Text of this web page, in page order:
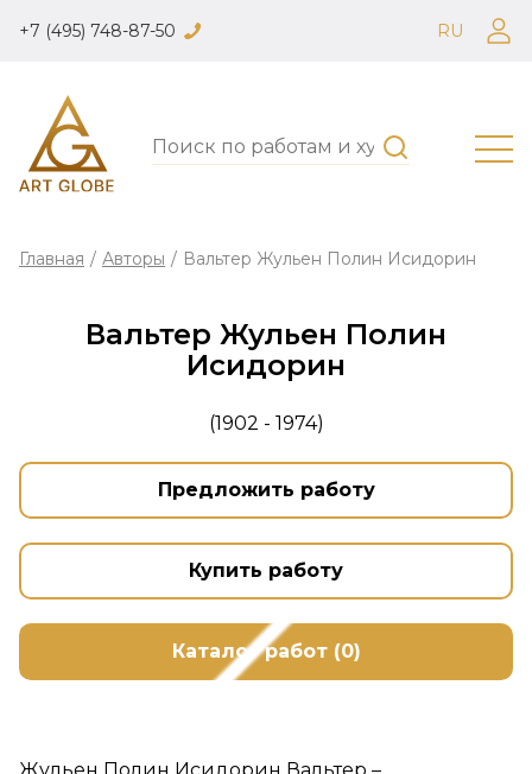
+7 (495) 748-87-50 RU
Главная / Авторы / Вальтер Жульен Полин Исидорин
Вальтер Жульен Полин
Исидорин
(1902 - 1974)
Предложить работу
Купить работу
Каталог работ (0)